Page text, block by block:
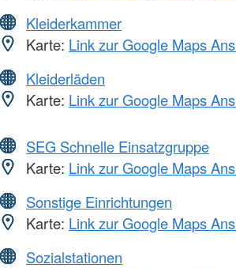
Kleiderkammer
Karte: Link zur Google Maps
Kleiderläden
Karte: Link zur Google Maps
SEG Schnelle Einsatzgruppe
Karte: Link zur Google Maps
Sonstige Einrichtungen
Karte: Link zur Google Maps
Sozialstationen